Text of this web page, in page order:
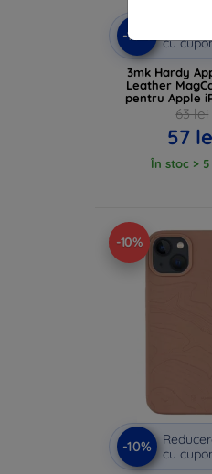
-10%
cu
3mk Hardy
Leather
pentru Apple
63 lei
57
În stoc > 5
-10%
-10%
cu